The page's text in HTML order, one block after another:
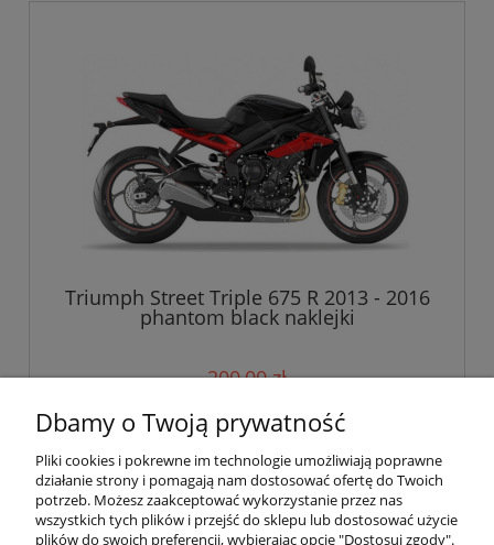
Triumph Street Triple 675 R 2013 - 2016
phantom black naklejki
200,00 zł
do koszyka
Pomoc
Dbamy o Twoją prywatność
Pliki cookies i pokrewne im technologie umożliwiają poprawne
działanie strony i pomagają nam dostosować ofertę do Twoich
potrzeb. Możesz zaakceptować wykorzystanie przez nas
wszystkich tych plików i przejść do sklepu lub dostosować użycie
plików do swoich preferencji, wybierając opcję "Dostosuj zgody".